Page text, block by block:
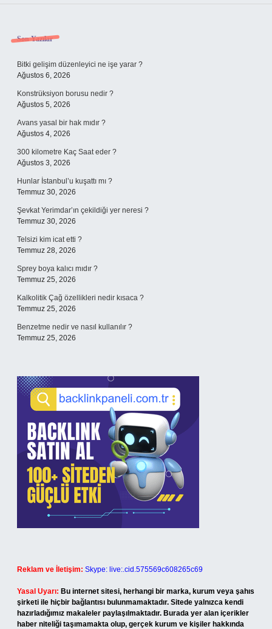
Sidebar
Son Yazılar
Bitki gelişim düzenleyici ne işe yarar ?
Ağustos 6, 2026
Konstrüksiyon borusu nedir ?
Ağustos 5, 2026
Avans yasal bir hak mıdır ?
Ağustos 4, 2026
300 kilometre Kaç Saat eder ?
Ağustos 3, 2026
Hunlar İstanbul’u kuşattı mı ?
Temmuz 30, 2026
Şevkat Yerimdar’ın çekildiği yer neresi ?
Temmuz 30, 2026
Telsizi kim icat etti ?
Temmuz 28, 2026
Sprey boya kalıcı mıdır ?
Temmuz 25, 2026
Kalkolitik Çağ özellikleri nedir kısaca ?
Temmuz 25, 2026
Benzetme nedir ve nasıl kullanılır ?
Temmuz 25, 2026
Reklam ve İletişim: Skype: live:.cid.575569c608265c69
Yasal Uyarı: Bu internet sitesi, herhangi bir marka, kurum veya şahıs
şirketi ile hiçbir bağlantısı bulunmamaktadır. Sitede yalnızca kendi
hazırladığımız makaleler paylaşılmaktadır. Burada yer alan içerikler
haber niteliği taşımamakta olup, gerçek kurum ve kişiler hakkında